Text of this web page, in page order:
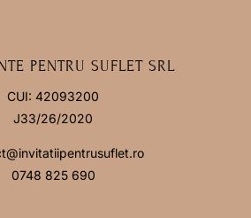
PENTRU SUFLET SRL
CUI: 42093200
J33/26/2020
0748 825 690